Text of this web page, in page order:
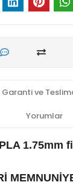
Garanti ve
Yorumlar
PLA 1.75mm